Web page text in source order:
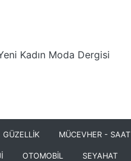
Kadın Moda Dergisi
GÜZELLİK MÜCEVHER - SAAT
OTOMOBİL SEYAHAT